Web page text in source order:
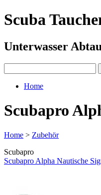
Scuba
Unterwasser
Home
Scubapro
Home > Zubehör
Scubapro
Scubapro Alpha Nautische